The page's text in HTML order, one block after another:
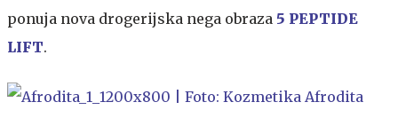
ponuja nova drogerijska nega obraza 5 PEPTIDE
LIFT.